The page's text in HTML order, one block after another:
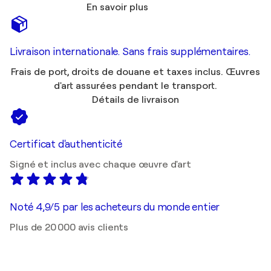
En savoir plus
Livraison internationale. Sans frais supplémentaires.
Frais de port, droits de douane et taxes inclus. Œuvres
d'art assurées pendant le transport.
Détails de livraison
Certificat d'authenticité
Signé et inclus avec chaque œuvre d'art
Noté 4,9/5 par les acheteurs du monde entier
Plus de 20 000 avis clients